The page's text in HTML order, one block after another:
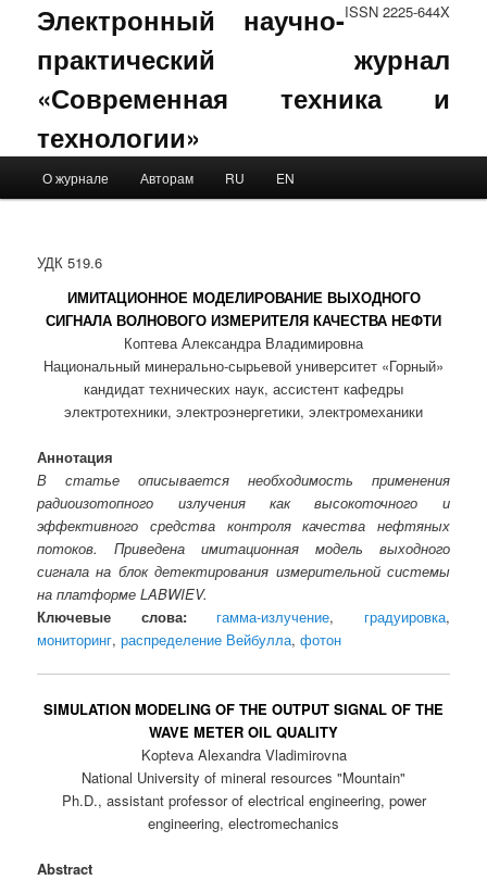
ISSN 2225-644X
Электронный научно-
практический журнал
«Современная техника и
технологии»
Skip to primary content
Skip to secondary content
О журнале Авторам RU EN
УДК 519.6
ИМИТАЦИОННОЕ МОДЕЛИРОВАНИЕ ВЫХОДНОГО
СИГНАЛА ВОЛНОВОГО ИЗМЕРИТЕЛЯ КАЧЕСТВА НЕФТИ
Коптева Александра Владимировна
Национальный минерально-сырьевой университет «Горный»
кандидат технических наук, ассистент кафедры
электротехники, электроэнергетики, электромеханики
Аннотация
В статье описывается необходимость применения
радиоизотопного излучения как высокоточного и
эффективного средства контроля качества нефтяных
потоков. Приведена имитационная модель выходного
сигнала на блок детектирования измерительной системы
на платформе LABWIEV.
Ключевые слова:
гамма-излучение, градуировка,
мониторинг,распределение Вейбулла,фотон
SIMULATION MODELING OF THE OUTPUT SIGNAL OF THE
WAVE METER OIL QUALITY
Kopteva Alexandra Vladimirovna
National University of mineral resources "Mountain"
Ph.D., assistant professor of electrical engineering, power
engineering, еlectromechanics
Abstract